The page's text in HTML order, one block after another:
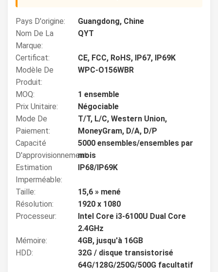
Pays D'origine:
Guangdong, Chine
Nom De La
Marque:
QYT
Certificat:
CE, FCC, RoHS, IP67, IP69K
Modèle De
Produit:
WPC-O156WBR
MOQ:
1 ensemble
Prix Unitaire:
Négociable
Mode De
Paiement:
T/T, L/C, Western Union,
MoneyGram, D/A, D/P
Capacité
D'approvisionnement:
5000 ensembles/ensembles par
mois
Estimation
Imperméable:
IP68/IP69K
Taille:
15,6 » mené
Résolution:
1920 x 1080
Processeur:
Intel Core i3-6100U Dual Core
2.4GHz
Mémoire:
4GB, jusqu'à 16GB
HDD:
32G / disque transistorisé
64G/128G/250G/500G facultatif